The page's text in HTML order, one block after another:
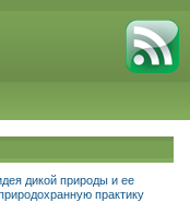
дикой природы и ее
практику